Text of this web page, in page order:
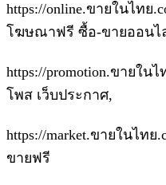
https://online.ขายในไทย
โฆษณาฟรี ซื้อ-ขายออนไ
https://promotion.ขายในไ
โพส เว็บประกาศ,
https://market.ขายในไทย
ขายฟรี